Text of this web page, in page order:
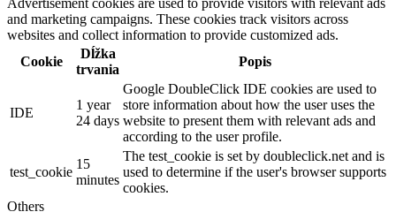
and marketing campaigns. These cookies track visitors across
websites and collect information to provide customized ads.
Cookie
Dĺžka
trvania
Popis
IDE
1 year
24 days
Google DoubleClick IDE cookies are used to
store information about how the user uses the
website to present them with relevant ads and
according to the user profile.
test_cookie
15
minutes
The test_cookie is set by doubleclick.net and is
used to determine if the user's browser supports
cookies.
Others